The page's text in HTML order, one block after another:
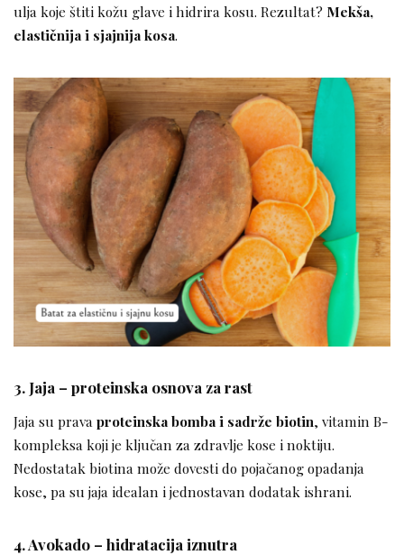
ulja koje štiti kožu glave i hidrira kosu. Rezultat? Mekša,
elastičnija i sjajnija kosa.
3. Jaja – proteinska osnova za rast
Jaja su prava proteinska bomba i sadrže biotin, vitamin B-
kompleksa koji je ključan za zdravlje kose i noktiju.
Nedostatak biotina može dovesti do pojačanog opadanja
kose, pa su jaja idealan i jednostavan dodatak ishrani.
4. Avokado – hidratacija iznutra